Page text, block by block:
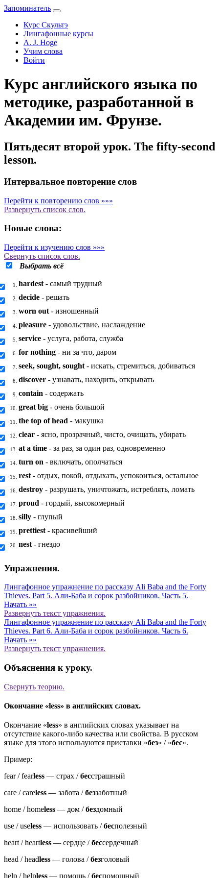
Запоминатель
Курс Скультэ
Лингафонные курсы
A. J. Hoge
Учим слова
Войти
Курс английского языка по
методике, разработанной в
Академии им. Фрунзе.
Пятьдесят второй урок. The fifty-second
lesson.
Интервальное повторение слов
Перейти к повторению слов »»»
Развернуть список слов.
Новые слова:
Перейти к изучению слов »»»
Свернуть список слов.
Выбрать всё
1. hardest - самый трудный
2. decide - решать
3. worn out - изношенный
4. pleasure - удовольствие, наслаждение
5. service - услуга, работа, служба
6. for nothing - ни за что, даром
7. seek, sought, sought - искать, стремиться, добиваться
8. discover - узнавать, находить, открывать
9. contain - содержать
10. great big - очень большой
11. the top of head - макушка
12. clear - ясно, прозрачный, чисто, очищать, убирать
13. at a time - за раз, за один раз, одновременно
14. turn on - включать, ополчаться
15. rest - отдых, покой, отдыхать, успокоиться, остальное
16. destroy - разрушать, уничтожать, истреблять, ломать
17. proud - гордый, высокомерный
18. silly - глупый
19. prettiest - красивейший
20. nest - гнездо
Упражнения.
Лингафонное упражнение по рассказу Ali Baba and the Forty
Thieves. Part 5. Али-Баба и сорок разбойников. Часть 5.
Начать »»
Развернуть текст упражнения.
Лингафонное упражнение по рассказу Ali Baba and the Forty
Thieves. Part 6. Али-Баба и сорок разбойников. Часть 6.
Начать »»
Развернуть текст упражнения.
Объяснения к уроку.
Свернуть теорию.
Окончание «less» в английских словах.
Окончание «less» в английских словах указывает на
отсутствие какого-либо качества или свойства. В русском
языке для этого используются приставки «без» / «бес».
Пример:
fear / fearless — страх /бесстрашный
care / careless — забота /беззаботный
home / homeless — дом /бездомный
use / useless — использовать /бесполезный
heart / heartless — сердце /бессердечный
head / headless — голова /безголовый
help / helpless — помощь /беспомощный